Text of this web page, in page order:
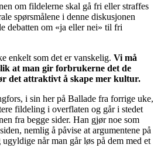
om fildelerne skal gå fri eller straffes
spørsmålene i denne diskusjonen
debatten om «ja eller nei» til fri
enkelt som det er vanskelig. Vi må
at man gir forbrukerne det de
det attraktivt å skape mer kultur.
i sin her på Ballade fra forrige uke,
fildeling i overflaten og går i stedet
fra begge sider. Han gjør noe som
nemlig å påvise at argumentene på
ugyldige når man går løs på dem med et